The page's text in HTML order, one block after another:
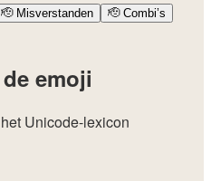
🫡Misverstanden 🫡Combi’s
emoji
Unicode-lexicon